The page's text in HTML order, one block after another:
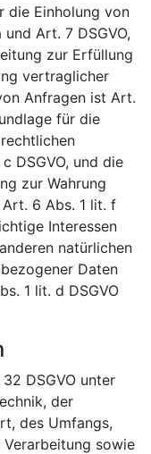
die Einholung von
Art. 7 DSGVO,
zur Erfüllung
vertraglicher
Anfragen ist Art.
für die
DSGVO, und die
zur Wahrung
6 Abs. 1 lit. f
Interessen
natürlichen
Daten
1 lit. d DSGVO
DSGVO unter
der
des Umfangs,
sowie